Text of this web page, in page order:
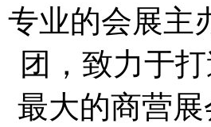
专业的会展主
团，致力于
最大的商营